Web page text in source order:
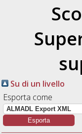
Su di un livello
Esporta come